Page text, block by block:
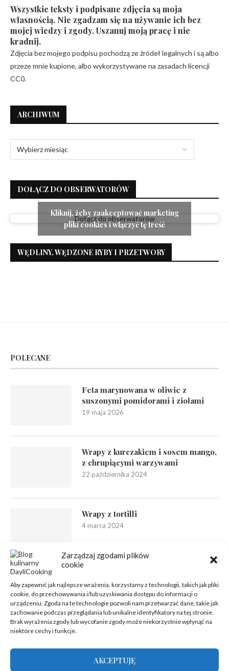
Zarządzaj zgodami plików
cookie
Aby zapewnić jak najlepsze wrażenia, korzystamy z technologii, takich jak pliki
cookie, do przechowywania i/lub uzyskiwania dostępu do informacji o
urządzeniu. Zgoda na te technologie pozwoli nam przetwarzać dane, takie jak
zachowanie podczas przeglądania lub unikalne identyfikatory na tej stronie.
Brak wyrażenia zgody lub wycofanie zgody może niekorzystnie wpłynąć na
niektóre cechy i funkcje.
AKCEPTUJĘ
Wszystkie teksty i podpisane zdjęcia są moja
własnością. Nie zgadzam się na używanie ich bez
mojej wiedzy i zgody. Uszanuj moją pracę i nie
kradnij.
Zdjęcia bez mojego podpisu pochodzą ze źródeł legalnych i są albo
przeze mnie kupione, albo wykorzystywane na zasadach licencji
CC0.
ARCHIWUM
DOŁĄCZ DO OBSERWATORÓW
Dołącz do obserwatorów
Kliknij, żeby zaakceptować marketing
pliki cookies i włączyć tę treść
WĘDLINY, WĘDZONE RYBY I PRZETWORY
POLECANE
Feta marynowana w oliwie z
suszonymi pomidorami i ziołami
19 maja 2026
Wrapy z kurczakiem i sosem mango,
z chrupiącymi warzywami
22 października 2024
Wrapy z tortilli
4 marca 2024